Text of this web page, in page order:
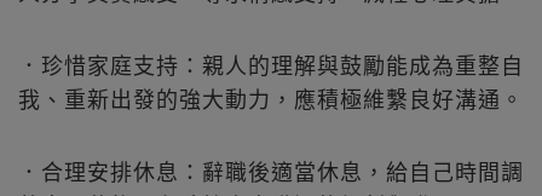
．珍惜家庭支持：親人的理解與鼓勵能成為重整自
我、重新出發的強大動力，應積極維繫良好溝通。
．合理安排休息：辭職後適當休息，給自己時間調